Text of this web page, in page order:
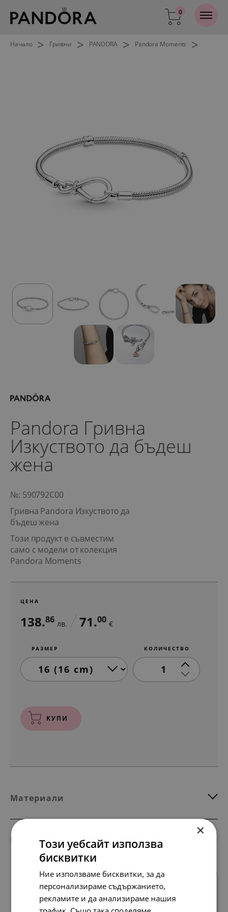
0
Начало > Гривни > PANDORA > Pandora Moments >
Pandora Гривна
Изкуството да бъдеш
жена
№: 590792C00
Гривна Pandora Изкуството да
бъдеш жена
Този продукт е съвместим
само с модели от колекция
Pandora Moments
ЦЕНА
138.86 лв. 71.00 €
РАЗМЕР КОЛИЧЕСТВО
1
КУПИ
Материали
Комбинирай с тези продукти
×
Този уебсайт използва
бисквитки
Ние използваме бисквитки, за да
персонализираме съдържанието,
рекламите и да анализираме нашия